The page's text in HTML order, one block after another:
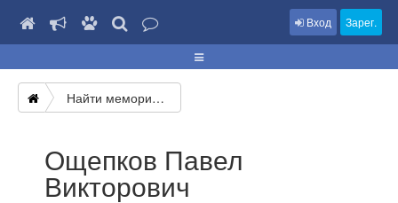
Вход Зарег.
Найти мемориал
Ощепков Павел
Викторович